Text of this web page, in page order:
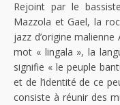
Rejoint par le
Mazzola et Gael, la
jazz d’origine
mot « lingala », la
signifie « le peuple
et de l’identité de ce
consiste à réunir des